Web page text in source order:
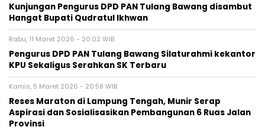
Kunjungan Pengurus DPD PAN Tulang Bawang disambut
Hangat Bupati Qudratul Ikhwan
Rabu, 11 Maret 2026 - 20:02 WIB
Pengurus DPD PAN Tulang Bawang Silaturahmi kekantor
KPU Sekaligus Serahkan SK Terbaru
Kamis, 5 Maret 2026 - 20:58 WIB
Reses Maraton di Lampung Tengah, Munir Serap
Aspirasi dan Sosialisasikan Pembangunan 6 Ruas Jalan
Provinsi